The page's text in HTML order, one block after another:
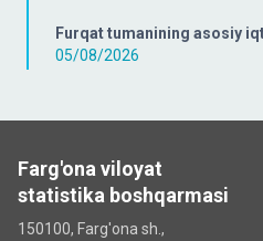
Furqat tumanining asosiy
05/08/2026
Farg'ona viloyat
statistika boshqarmasi
150100, Farg'ona sh.,